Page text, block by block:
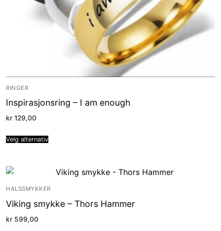
RINGER
Inspirasjonsring – I am enough
kr 129,00
Velg alternativ
HALSSMYKKER
Viking smykke – Thors Hammer
kr 599,00